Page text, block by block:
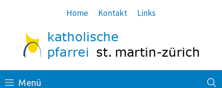
Home Kontakt Links
Menü